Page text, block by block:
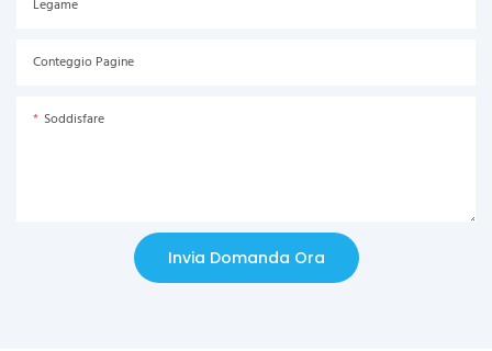
Legame
Conteggio Pagine
Soddisfare
Invia Domanda Ora